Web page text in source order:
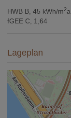
HWB B, 45 kWh/m2a
fGEE C, 1,64
Lageplan